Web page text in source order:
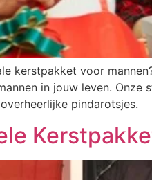
kerstpakket voor
in jouw leven. Onze
pindarotsjes.